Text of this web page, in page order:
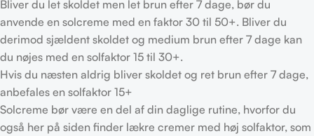
Bliver du let skoldet men let brun efter 7 dage, bør du
anvende en solcreme med en faktor 30 til 50+. Bliver du
derimod sjældent skoldet og medium brun efter 7 dage kan
du nøjes med en solfaktor 15 til 30+.
Hvis du næsten aldrig bliver skoldet og ret brun efter 7 dage,
anbefales en solfaktor 15+
Solcreme bør være en del af din daglige rutine, hvorfor du
også her på siden finder lækre cremer med høj solfaktor, som